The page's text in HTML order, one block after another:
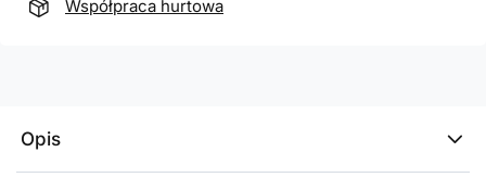
Współpraca hurtowa
Opis